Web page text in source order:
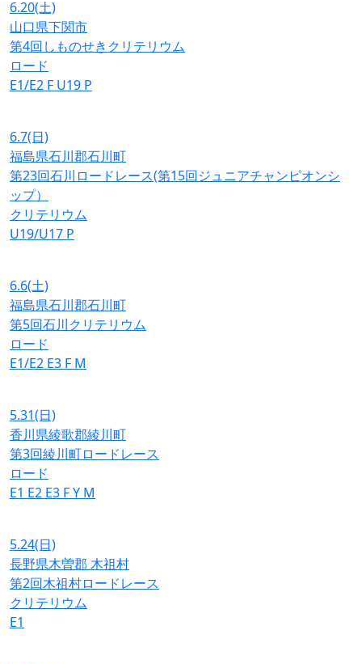
6.20(土)
山口県下関市
第4回しものせきクリテリウム
ロード
E1/E2 F U19 P
6.7(日)
福島県石川郡石川町
第23回石川ロードレース(第15回ジュニアチャンピオンシ
ップ）
クリテリウム
U19/U17 P
6.6(土)
福島県石川郡石川町
第5回石川クリテリウム
ロード
E1/E2 E3 F M
5.31(日)
香川県綾歌郡綾川町
第3回綾川町ロードレース
ロード
E1 E2 E3 FY M
5.24(日)
長野県木曽郡 木祖村
第2回木祖村ロードレース
クリテリウム
E1